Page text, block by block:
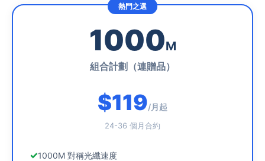
1000M
組合計劃（連贈品）
$119/月起
24-36 個月合約
1000M 對稱光纖速度